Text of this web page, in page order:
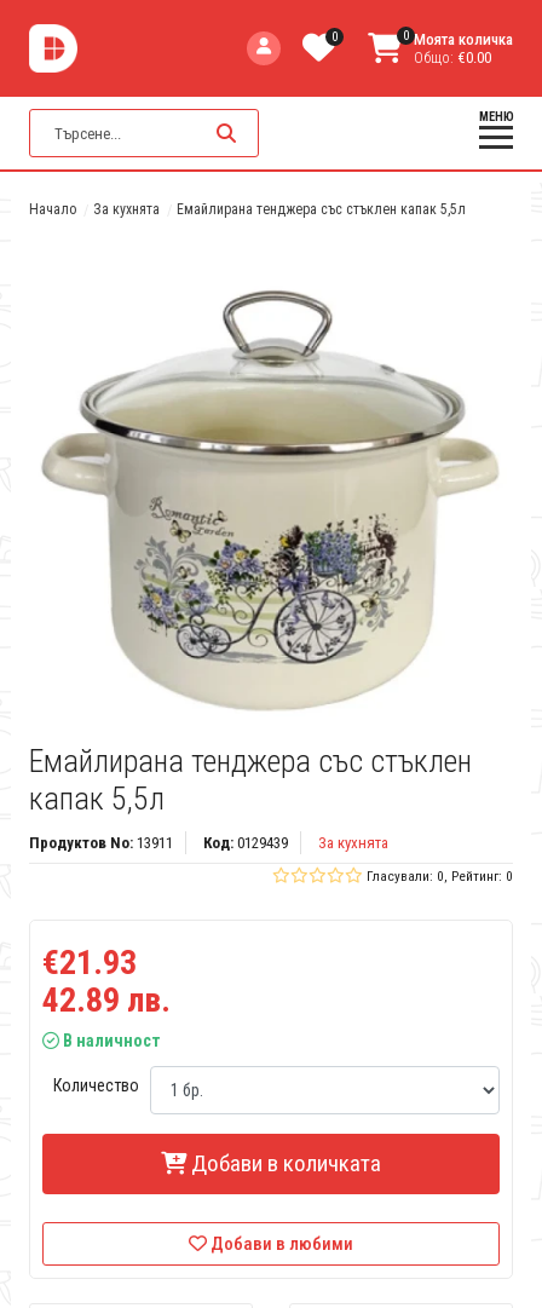
0 0 Моята количка
Общо: €0.00
МЕНЮ
Начало За кухнята Емайлирана тенджера със стъклен капак 5,5л
Емайлирана тенджера със стъклен
капак 5,5л
Продуктов No:13911 Код:0129439 За кухнята
Гласували: 0, Рейтинг: 0
€21.93
42.89 лв.
В наличност
Количество
Добави в количката
Добави в любими